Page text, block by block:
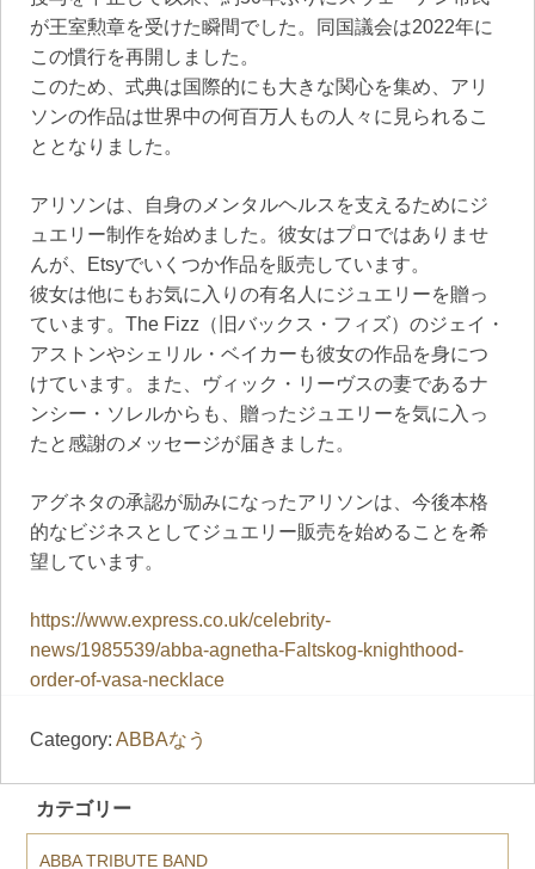
が王室勲章を受けた瞬間でした。同国議会は2022年に
この慣行を再開しました。
このため、式典は国際的にも大きな関心を集め、アリ
ソンの作品は世界中の何百万人もの人々に見られるこ
ととなりました。
アリソンは、自身のメンタルヘルスを支えるためにジ
ュエリー制作を始めました。彼女はプロではありませ
んが、Etsyでいくつか作品を販売しています。
彼女は他にもお気に入りの有名人にジュエリーを贈っ
ています。The Fizz（旧バックス・フィズ）のジェイ・
アストンやシェリル・ベイカーも彼女の作品を身につ
けています。また、ヴィック・リーヴスの妻であるナ
ンシー・ソレルからも、贈ったジュエリーを気に入っ
たと感謝のメッセージが届きました。
アグネタの承認が励みになったアリソンは、今後本格
的なビジネスとしてジュエリー販売を始めることを希
望しています。
https://www.express.co.uk/celebrity-
news/1985539/abba-agnetha-Faltskog-knighthood-
order-of-vasa-necklace
Category: ABBAなう
カテゴリー
ABBA TRIBUTE BAND